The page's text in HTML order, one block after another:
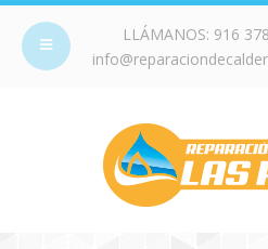
LLÁMANOS: 916